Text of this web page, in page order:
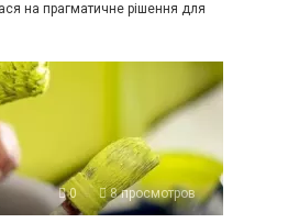
на прагматичне рішення для
0 8 просмотров